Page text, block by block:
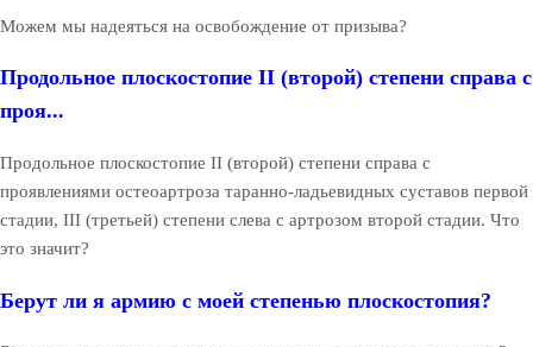
Можем мы надеяться на освобождение от призыва?
Продольное плоскостопие II (второй) степени справа с
проя...
Продольное плоскостопие II (второй) степени справа с
проявлениями остеоартроза таранно-ладьевидных суставов первой
стадии, III (третьей) степени слева с артрозом второй стадии. Что
это значит?
Берут ли я армию с моей степенью плоскостопия?